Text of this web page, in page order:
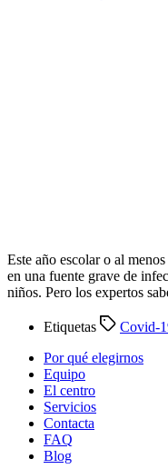
Este año escolar o al
en una fuente grave de
niños. Pero los expertos
Etiquetas Covid-
Por qué elegirnos
Equipo
El centro
Servicios
Contacta
FAQ
Blog